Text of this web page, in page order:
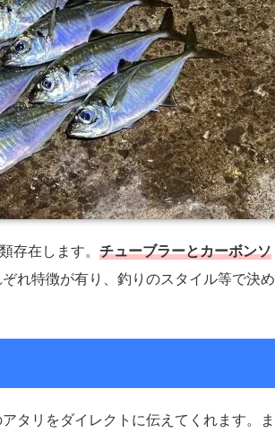
存在します。 チューブラーとカーボンソ
れ特徴が有り、釣りのスタイル等で決め
タリをダイレクトに伝えてくれます。ま